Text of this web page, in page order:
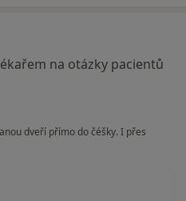
na otázky pacientů
dveří přímo do čéšky. I přes